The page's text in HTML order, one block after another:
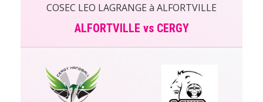
COSEC LEO LAGRANGE à ALFORTVILLE
ALFORTVILLE vs CERGY